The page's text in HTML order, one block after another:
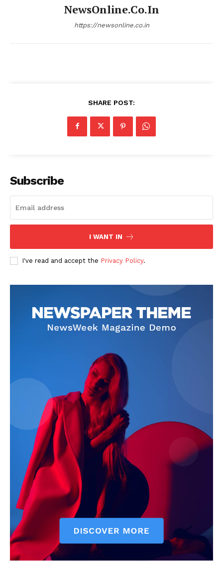
NewsOnline.co.in
https://newsonline.co.in
SHARE POST:
Subscribe
I WANT IN
I've read and accept the Privacy Policy.